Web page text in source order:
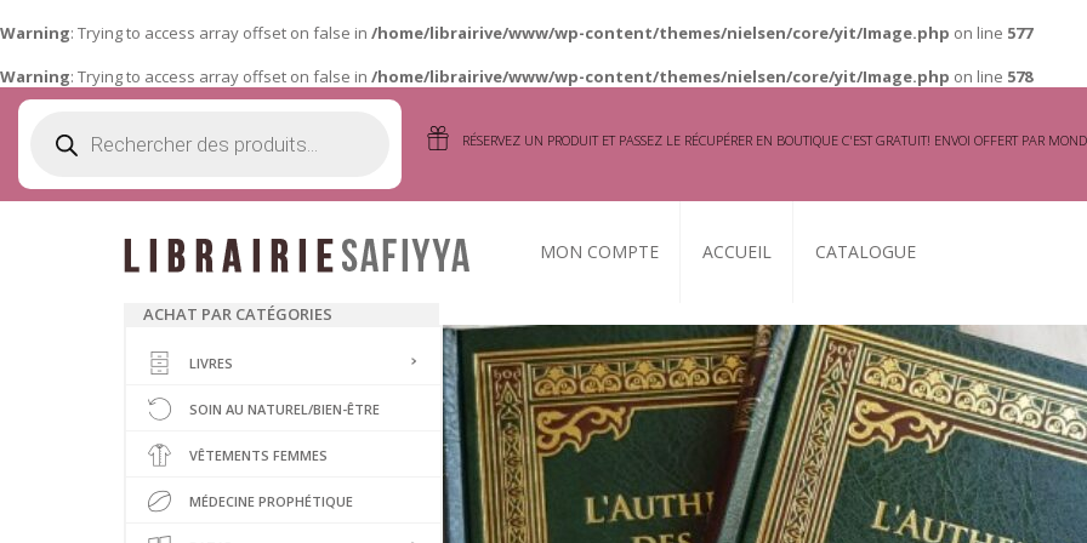
Warning: Trying to access array offset on false in /home/librairive/www/wp-content/themes/nielsen/core/yit/Image.php on line 577
Warning: Trying to access array offset on false in /home/librairive/www/wp-content/themes/nielsen/core/yit/Image.php on line 578
RÉSERVEZ UN PRODUIT ET PASSEZ LE RÉCUPÉRER EN BOUTIQUE C'EST GRATUIT! ENVOI OFFERT PAR
MON COMPTE ACCUEIL CATALOGUE
ACHAT PAR CATÉGORIES
LIVRES
CROYANCE / MINHADJ
CORAN / EXÉGÈSE (TAFSIR)
JURISPRUDENCE
LIVRES POUR TOUTE LA FAMILLE
LIVRES FEMMES
INITIATION À L’ISLAM
SOIN AU NATUREL/BIEN-ÊTRE
VÊTEMENTS FEMMES
MÉDECINE PROPHÉTIQUE
CD / DVD
IDÉE CADEAU
HORLOGES
ENCENS/PARFUMS D’INTÉRIEUR
TAPIS DE PRIÈRE